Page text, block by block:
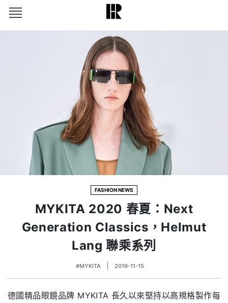
FASHION NEWS
MYKITA 2020 春夏：Next
Generation Classics，Helmut
Lang 聯乘系列
#MYKITA 2019-11-15
德國精品眼鏡品牌 MYKITA 長久以來堅持以高規格製作每